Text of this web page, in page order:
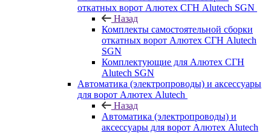
откатных ворот Алютех СГН Alutech SGN
Назад
Комплекты самостоятельной сборки
откатных ворот Алютех СГН Alutech
SGN
Комплектующие для Алютех СГН
Alutech SGN
Автоматика (электропроводы) и аксессуары
для ворот Алютех Alutech
Назад
Автоматика (электропроводы) и
аксессуары для ворот Алютех Alutech